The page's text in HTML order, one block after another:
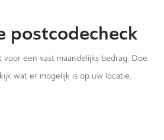
postcodecheck
voor een vast maandelijks bedrag. Doe
wat er mogelijk is op uw locatie.